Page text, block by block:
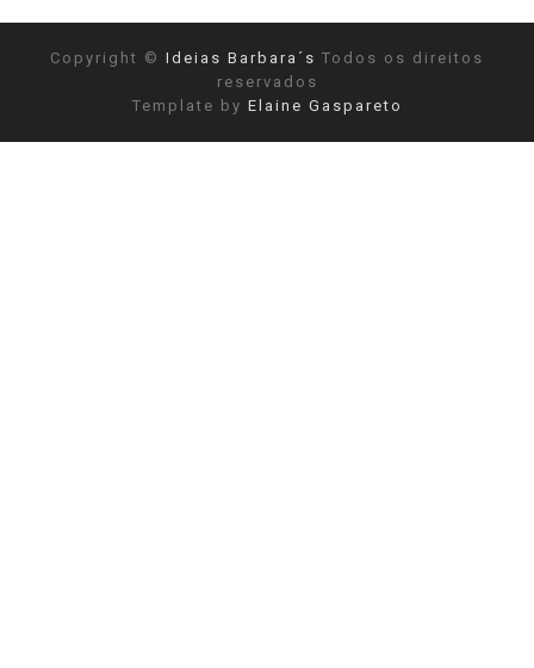
Copyright © Ideias Barbara´s Todos os direitos
reservados
Template by Elaine Gaspareto